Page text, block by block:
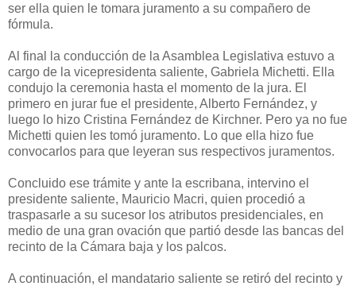
ser ella quien le tomara juramento a su compañero de
fórmula.
Al final la conducción de la Asamblea Legislativa estuvo a
cargo de la vicepresidenta saliente, Gabriela Michetti. Ella
condujo la ceremonia hasta el momento de la jura. El
primero en jurar fue el presidente, Alberto Fernández, y
luego lo hizo Cristina Fernández de Kirchner. Pero ya no fue
Michetti quien les tomó juramento. Lo que ella hizo fue
convocarlos para que leyeran sus respectivos juramentos.
Concluido ese trámite y ante la escribana, intervino el
presidente saliente, Mauricio Macri, quien procedió a
traspasarle a su sucesor los atributos presidenciales, en
medio de una gran ovación que partió desde las bancas del
recinto de la Cámara baja y los palcos.
A continuación, el mandatario saliente se retiró del recinto y